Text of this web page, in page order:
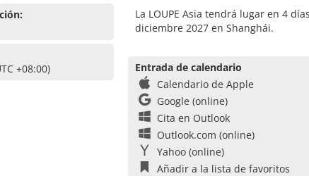
+08:00)
La LOUPE Asia tendrá lugar en 4
diciembre 2027 en Shanghái.
Entrada de calendario
Calendario de Apple
Google (online)
Cita en Outlook
Outlook.com (online)
Yahoo (online)
Añadir a la lista de favoritos